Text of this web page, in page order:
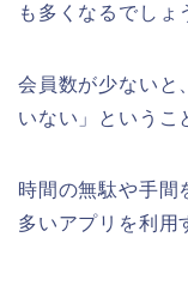
も多くなるでしょ
会員数が少ないと
いない」というこ
時間の無駄や手間
多いアプリを利用